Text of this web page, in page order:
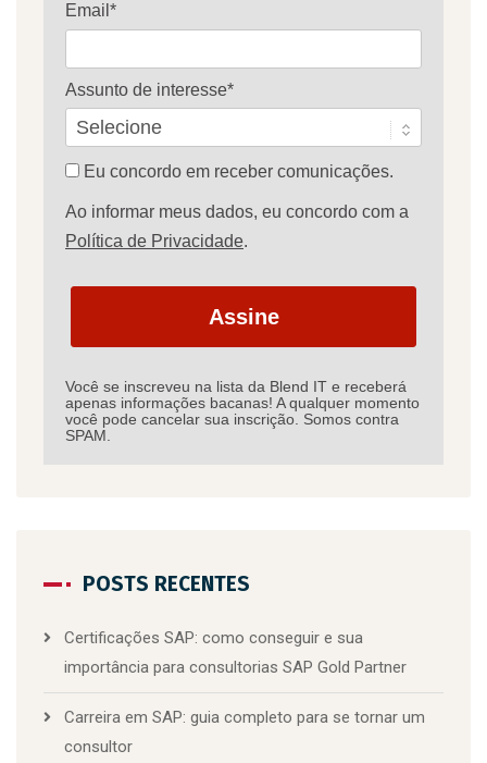
Email*
Assunto de interesse*
Eu concordo em receber comunicações.
Ao informar meus dados, eu concordo com a
Política de Privacidade.
Assine
Você se inscreveu na lista da Blend IT e receberá
apenas informações bacanas! A qualquer momento
você pode cancelar sua inscrição. Somos contra
SPAM.
POSTS RECENTES
Certificações SAP: como conseguir e sua
importância para consultorias SAP Gold Partner
Carreira em SAP: guia completo para se tornar um
consultor